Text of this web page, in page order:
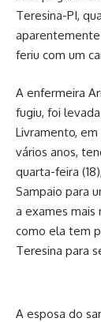
Teresina-PI,
feriu com um
A enfermeira
fugiu, foi
Livramento,
vários anos,
quarta-feira
Sampaio para
a exames mais
como ela tem
Teresina para
A esposa do